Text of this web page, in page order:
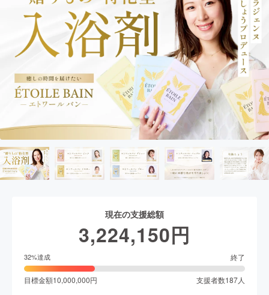
現在の支援総額
3,224,150円
32%達成 終了
目標金額10,000,000円 支援者数187人